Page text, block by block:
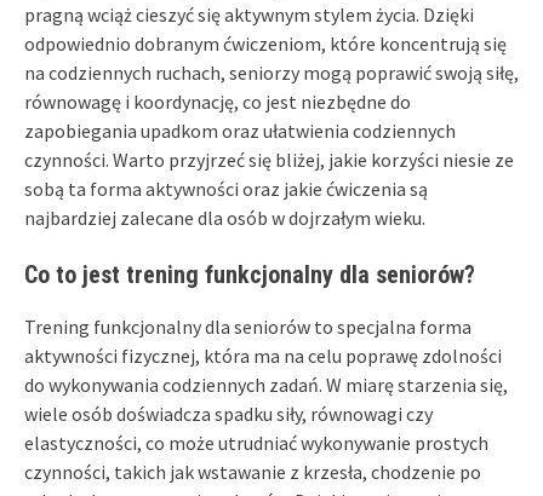
pragną wciąż cieszyć się aktywnym stylem życia. Dzięki
odpowiednio dobranym ćwiczeniom, które koncentrują się
na codziennych ruchach, seniorzy mogą poprawić swoją siłę,
równowagę i koordynację, co jest niezbędne do
zapobiegania upadkom oraz ułatwienia codziennych
czynności. Warto przyjrzeć się bliżej, jakie korzyści niesie ze
sobą ta forma aktywności oraz jakie ćwiczenia są
najbardziej zalecane dla osób w dojrzałym wieku.
Co to jest trening funkcjonalny dla seniorów?
Trening funkcjonalny dla seniorów to specjalna forma
aktywności fizycznej, która ma na celu poprawę zdolności
do wykonywania codziennych zadań. W miarę starzenia się,
wiele osób doświadcza spadku siły, równowagi czy
elastyczności, co może utrudniać wykonywanie prostych
czynności, takich jak wstawanie z krzesła, chodzenie po